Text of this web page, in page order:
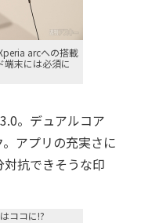
arcへの搭載
端末には必須に
。デュアルコア
アプリの充実さに
抗できそうな印
ココに!?